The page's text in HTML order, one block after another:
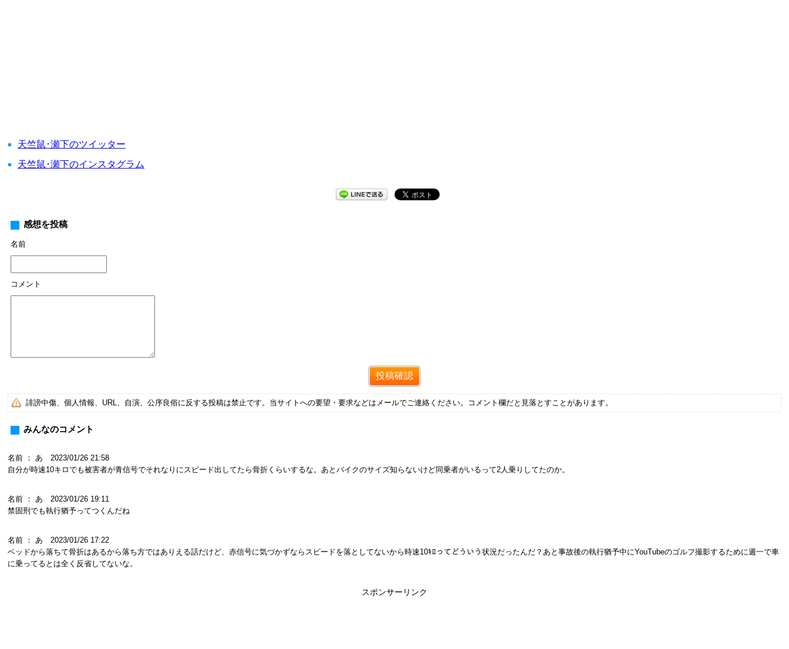
天竺鼠･瀬下のツイッター
天竺鼠･瀬下のインスタグラム
感想を投稿
名前
コメント
誹謗中傷、個人情報、URL、自演、公序良俗に反する投稿は禁止です。当サイトへの要望・要求などはメールでご連絡ください。コメント欄だと見落とすことがあります。
みんなのコメント
名前 ： あ 2023/01/26 21:58
自分が時速10キロでも被害者が青信号でそれなりにスピード出してたら骨折くらいするな。あとバイクのサイズ知らないけど同乗者がいるって2人乗りしてたのか。
名前 ： あ 2023/01/26 19:11
禁固刑でも執行猶予ってつくんだね
名前 ： あ 2023/01/26 17:22
ベッドから落ちて骨折はあるから落ち方ではありえる話だけど、赤信号に気づかずならスピードを落としてないから時速10ｷﾛってどういう状況だったんだ？あと事故後の執行猶予中にYouTubeのゴルフ撮影するために週一で車
に乗ってるとは全く反省してないな。
スポンサーリンク